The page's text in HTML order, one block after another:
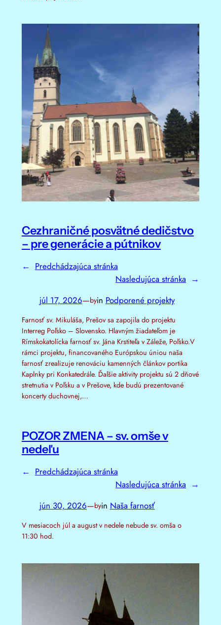
Cezhraničné posvätné dedičstvo
– pre generácie a pútnikov
← Predchádzajúca stránka
Nasledujúca stránka →
júl 17, 2026—byin Podporené projekty
Farnosť sv. Mikuláša, Prešov sa zapojila do projektu
Interreg Poľsko – Slovensko. Hlavným žiadateľom je
Rímskokatolícka farnosť sv. Jána Krstiteľa v Záleže, Poľsko.V
rámci projektu, financovaného Európskou úniou naša
farnosť zrealizuje renováciu kamenných článkov portika
Kaplnky pri Konkatedrále. Ďalšie aktivity projektu sú 2 dňové
stretnutia v Poľsku a v Prešove, kde budú prezentované
koncerty duchovnej,…
POZOR ZMENA – sv. omše v
nedeľu
← Predchádzajúca stránka
Nasledujúca stránka →
jún 30, 2026—byin Naša farnosť
V mesiacoch júl a august v nedele nebude sv. omša o
11:30 hod.